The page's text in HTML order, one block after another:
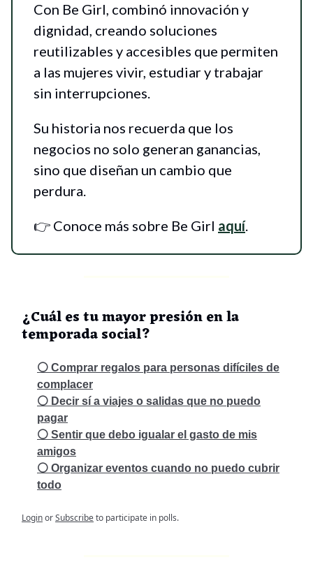
Con Be Girl, combinó innovación y
dignidad, creando soluciones
reutilizables y accesibles que permiten
a las mujeres vivir, estudiar y trabajar
sin interrupciones.
Su historia nos recuerda que los
negocios no solo generan ganancias,
sino que diseñan un cambio que
perdura.
👉 Conoce más sobre Be Girl aquí.
¿Cuál es tu mayor presión en la
temporada social?
⚪ Comprar regalos para personas difíciles de
complacer
⚪ Decir sí a viajes o salidas que no puedo
pagar
⚪ Sentir que debo igualar el gasto de mis
amigos
⚪ Organizar eventos cuando no puedo cubrir
todo
LoginorSubscribeto participate in polls.